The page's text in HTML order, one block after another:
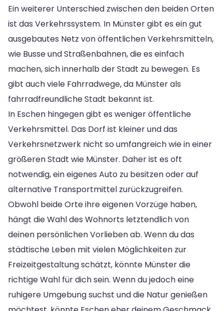
Ein weiterer Unterschied zwischen den beiden Orten
ist das Verkehrssystem. In Münster gibt es ein gut
ausgebautes Netz von öffentlichen Verkehrsmitteln,
wie Busse und Straßenbahnen, die es einfach
machen, sich innerhalb der Stadt zu bewegen. Es
gibt auch viele Fahrradwege, da Münster als
fahrradfreundliche Stadt bekannt ist.
In Eschen hingegen gibt es weniger öffentliche
Verkehrsmittel. Das Dorf ist kleiner und das
Verkehrsnetzwerk nicht so umfangreich wie in einer
größeren Stadt wie Münster. Daher ist es oft
notwendig, ein eigenes Auto zu besitzen oder auf
alternative Transportmittel zurückzugreifen.
Obwohl beide Orte ihre eigenen Vorzüge haben,
hängt die Wahl des Wohnorts letztendlich von
deinen persönlichen Vorlieben ab. Wenn du das
städtische Leben mit vielen Möglichkeiten zur
Freizeitgestaltung schätzt, könnte Münster die
richtige Wahl für dich sein. Wenn du jedoch eine
ruhigere Umgebung suchst und die Natur genießen